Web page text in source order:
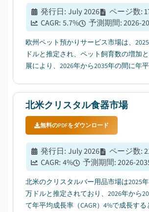
発行日: July 2026 ページ数:
CAGR: 5.7% 予測期間:2026-
欧州ペット預かりサービス市場は、
ドルと推定され、ペット飼育数の増加
展により、2026年から2035年の間に年
北米クリスタル食器市場
無料のPDFをダウンロード
発行日: July 2026 ページ数:
CAGR: 4% 予測期間:2026-
北米のクリスタルバー用品市場は2025
万ドルと推定されており、2026年から
て年平均成長率（CAGR）4%で成長す